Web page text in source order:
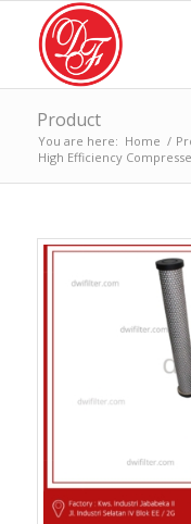
Product
You are here: Home /
High Efficiency